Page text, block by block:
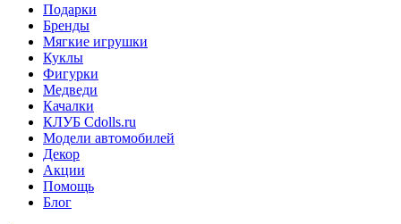
Подарки
Бренды
Мягкие игрушки
Куклы
Фигурки
Медведи
Качалки
КЛУБ Cdolls.ru
Модели автомобилей
Декор
Акции
Помощь
Блог